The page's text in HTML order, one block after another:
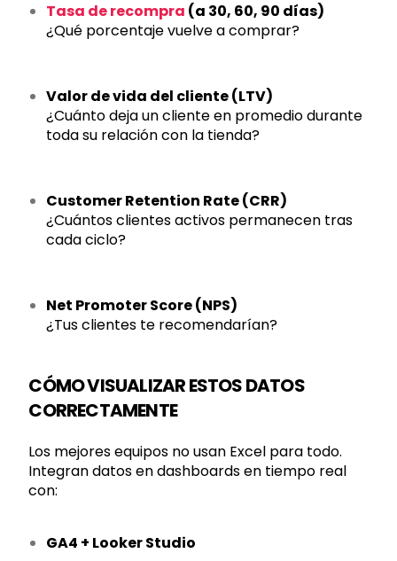
Tasa de recompra (a 30, 60, 90 días)
¿Qué porcentaje vuelve a comprar?
Valor de vida del cliente (LTV)
¿Cuánto deja un cliente en promedio durante
toda su relación con la tienda?
Customer Retention Rate (CRR)
¿Cuántos clientes activos permanecen tras
cada ciclo?
Net Promoter Score (NPS)
¿Tus clientes te recomendarían?
CÓMO VISUALIZAR ESTOS DATOS
CORRECTAMENTE
Los mejores equipos no usan Excel para todo.
Integran datos en dashboards en tiempo real
con:
GA4 + Looker Studio